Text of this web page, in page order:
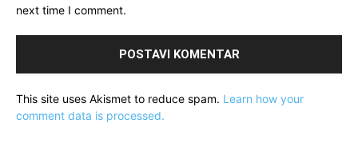
next time I comment.
This site uses Akismet to reduce spam. Learn how your
comment data is processed.